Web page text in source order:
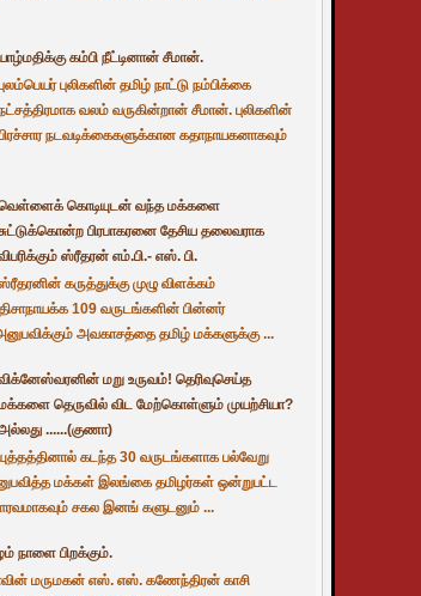
கம்பி நீட்டினான் சீமான்.
புலிகளின் தமிழ் நாட்டு நம்பிக்கை
வலம் வருகின்றான் சீமான். புலிகளின்
நடவடிக்கைகளுக்கான கதாநாயகனாகவும்
கொடியுடன் வந்த மக்களை
பிரபாகரனை தேசிய தலைவராக
ஸ்ரீதரன் எம்.பி.- எஸ். பி.
கருத்துக்கு முழு விளக்கம்
109 வருடங்களின் பின்னர்
அவகாசத்தை தமிழ் மக்களுக்கு ...
மறு உருவம்! தெரிவுசெய்த
தெருவில் விட மேற்கொள்ளும் முயற்சியா?
......(குணா)
கடந்த 30 வருடங்களாக பல்வேறு
மக்கள் இலங்கை தமிழர்கள் ஒன்றுபட்ட
சகல இனங் களுடனும் ...
நாளை பிறக்கும்.
மருமகன் எஸ். எஸ். கணேந்திரன் காசி